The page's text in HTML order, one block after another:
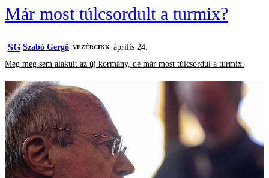
Már most túlcsordult a turmix?
SG Szabó Gergő VEZÉRCIKK április 24.
Még meg sem alakult az új kormány, de már most túlcsordul a turmix.